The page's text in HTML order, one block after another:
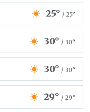
25° / 25°
30° / 30°
30° / 30°
29° / 29°